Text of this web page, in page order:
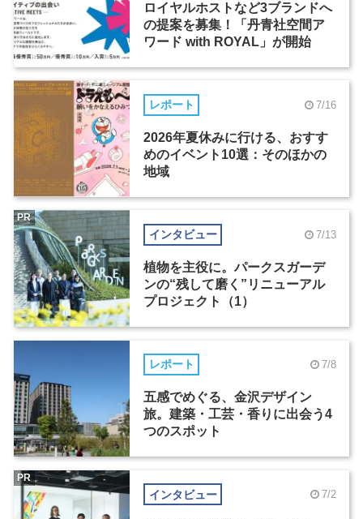
ロイヤルホストなど3ブランドへ
の提案を募集！「丹青社空間ア
ワード with ROYAL」が開始
レポート 7/16
2026年夏休みに行ける、おすす
めのイベント10選：そのほかの
地域
インタビュー 7/13
植物を主役に。パークスガーデ
ンの“残して磨く”リニューアル
プロジェクト（1）
PR
レポート 7/8
五感でめぐる、金沢デザイン
旅。建築・工芸・香りに出会う4
つのスポット
インタビュー 7/2
PR